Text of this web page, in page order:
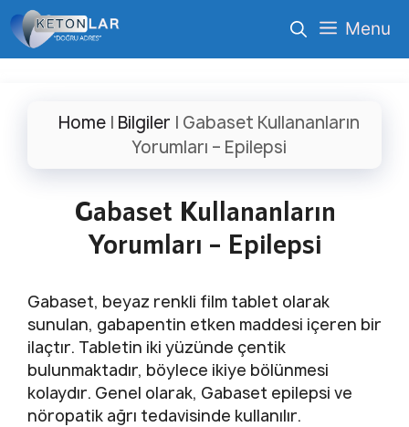
İçeriğe
atla
Menu
Home | Bilgiler | Gabaset Kullananların
Yorumları – Epilepsi
Gabaset Kullananların
Yorumları – Epilepsi
Gabaset, beyaz renkli film tablet olarak
sunulan, gabapentin etken maddesi içeren bir
ilaçtır. Tabletin iki yüzünde çentik
bulunmaktadır, böylece ikiye bölünmesi
kolaydır. Genel olarak, Gabaset epilepsi ve
nöropatik ağrı tedavisinde kullanılır.